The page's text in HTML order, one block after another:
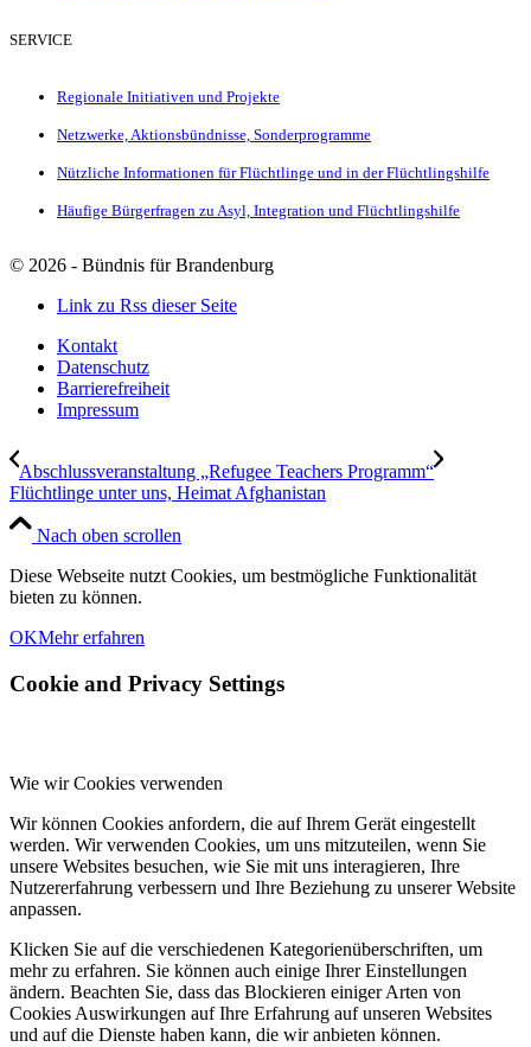
SERVICE
Regionale Initiativen und Projekte
Netzwerke, Aktionsbündnisse, Sonderprogramme
Nützliche Informationen für Flüchtlinge und in der Flüchtlingshilfe
Häufige Bürgerfragen zu Asyl, Integration und Flüchtlingshilfe
© 2026 - Bündnis für Brandenburg
Link zu Rss dieser Seite
Kontakt
Datenschutz
Barrierefreiheit
Impressum
Abschlussveranstaltung „Refugee Teachers Programm“
Flüchtlinge unter uns, Heimat Afghanistan
Nach oben scrollen
Diese Webseite nutzt Cookies, um bestmögliche Funktionalität
bieten zu können.
OKMehr erfahren
Cookie and Privacy Settings
Wie wir Cookies verwenden
Wir können Cookies anfordern, die auf Ihrem Gerät eingestellt
werden. Wir verwenden Cookies, um uns mitzuteilen, wenn Sie
unsere Websites besuchen, wie Sie mit uns interagieren, Ihre
Nutzererfahrung verbessern und Ihre Beziehung zu unserer Website
anpassen.
Klicken Sie auf die verschiedenen Kategorienüberschriften, um
mehr zu erfahren. Sie können auch einige Ihrer Einstellungen
ändern. Beachten Sie, dass das Blockieren einiger Arten von
Cookies Auswirkungen auf Ihre Erfahrung auf unseren Websites
und auf die Dienste haben kann, die wir anbieten können.